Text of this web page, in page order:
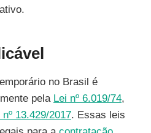
no Brasil é
pela Lei nº 6.019/74,
nº 13.429/2017. Essas leis